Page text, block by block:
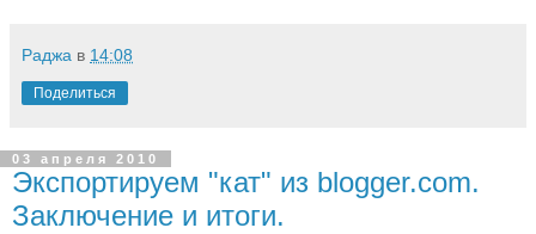
Раджа в 14:08
Поделиться
03 апреля 2010
Экспортируем "кат" из blogger.com.
Заключение и итоги.